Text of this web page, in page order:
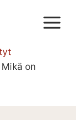
Mikä on